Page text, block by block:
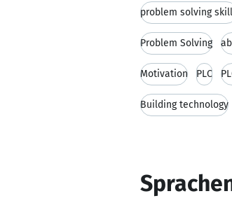
problem solving
Problem Solving
Motivation PLC
Building technology